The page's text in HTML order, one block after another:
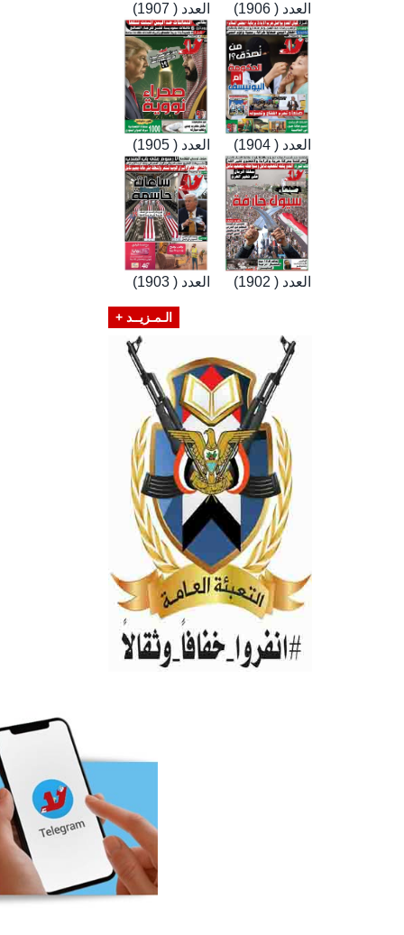
العدد ( 1907) العدد ( 1906)
العدد ( 1905) العدد ( 1904)
العدد ( 1903) العدد ( 1902)
الـمـزيــد +